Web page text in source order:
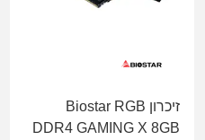
זיכרון Biostar RGB
DDR4 GAMING X 8GB